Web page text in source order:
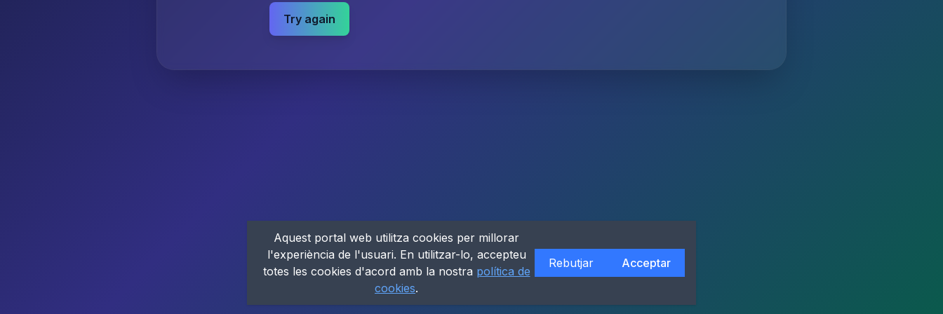
Try again
Aquest portal web utilitza cookies per millorar
l'experiència de l'usuari. En utilitzar-lo, accepteu
totes les cookies d'acord amb la nostra política de
cookies.
Rebutjar Acceptar